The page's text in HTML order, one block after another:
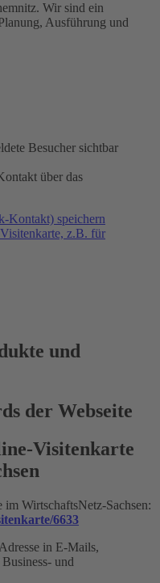
Wir sind ein
Ausführung und
Besucher sichtbar
über das
z.B. für
und
der Webseite
Visitenkarte
WirtschaftsNetz-Sachsen:
6633
in E-Mails,
und